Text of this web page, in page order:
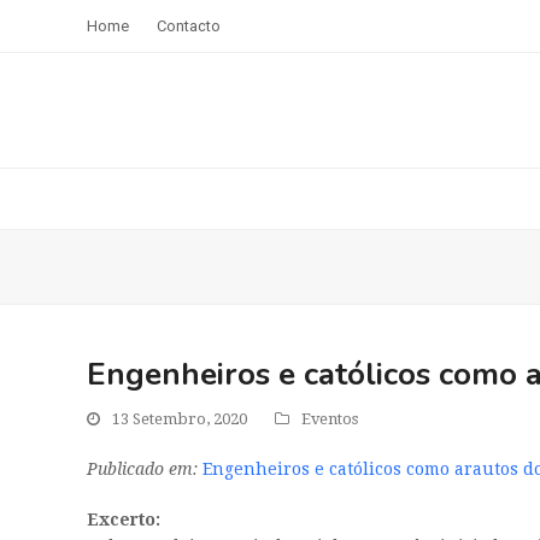
Home Contacto
Engenheiros e católicos como
13 Setembro, 2020 Eventos
Publicado em: Engenheiros e católicos como arautos
Excerto: